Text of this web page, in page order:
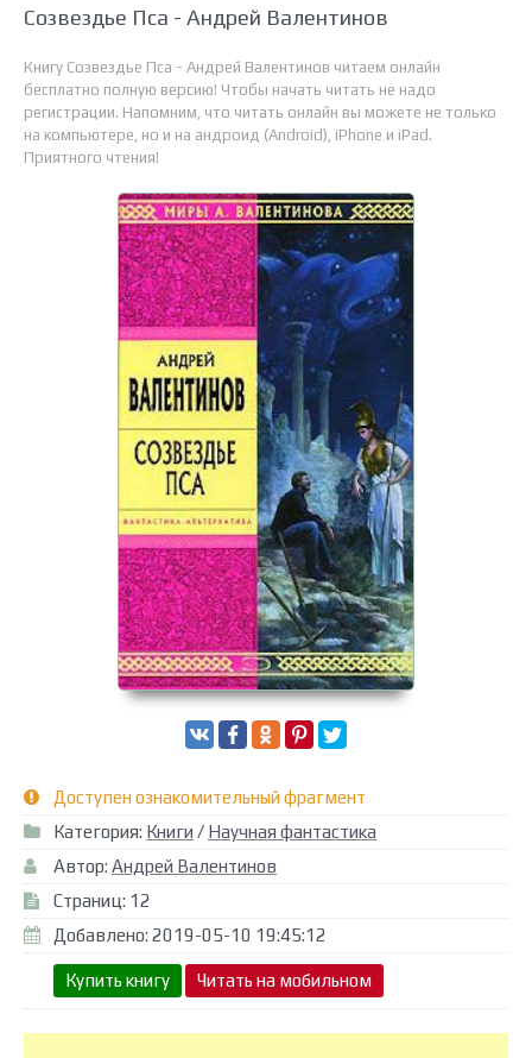
Созвездье Пса - Андрей Валентинов
Книгу Созвездье Пса - Андрей Валентинов читаем онлайн
бесплатно полную версию! Чтобы начать читать не надо
регистрации. Напомним, что читать онлайн вы можете не только
на компьютере, но и на андроид (Android), iPhone и iPad.
Приятного чтения!
Доступен ознакомительный фрагмент
Категория: Книги / Научная фантастика
Автор: Андрей Валентинов
Страниц: 12
Добавлено: 2019-05-10 19:45:12
Купить книгу Читать на мобильном